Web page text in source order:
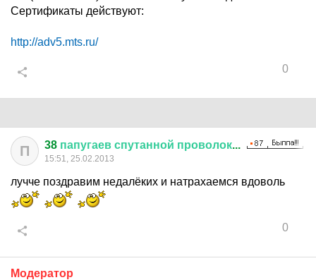
Сертификаты действуют:
http://adv5.mts.ru/
0
П 38 папугаев спутанной проволок...
15:51, 25.02.2013
лучче поздравим недалёких и натрахаемся вдоволь
0
Модератор